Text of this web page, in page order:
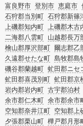
富良野市 登別市 恵庭市
石狩郡当別町 石狩郡新篠
上磯郡知内町 上磯郡木古
二海郡八雲町 山越郡長万
檜山郡厚沢部町 爾志郡乙
久遠郡せたな町 島牧郡島
磯谷郡蘭越町 虻田郡ニセ
虻田郡喜茂別町 虻田郡京
岩内郡岩内町 古宇郡泊村
余市郡仁木町 余市郡余市
空知郡奈井江町 空知郡上
夕張郡栗山町 樺戸郡月形